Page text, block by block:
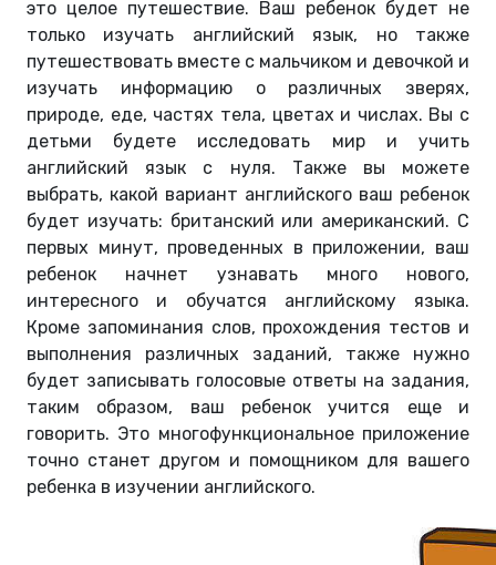
это целое путешествие. Ваш ребенок будет не
только изучать английский язык, но также
путешествовать вместе с мальчиком и девочкой и
изучать информацию о различных зверях,
природе, еде, частях тела, цветах и числах. Вы с
детьми будете исследовать мир и учить
английский язык с нуля. Также вы можете
выбрать, какой вариант английского ваш ребенок
будет изучать: британский или американский. С
первых минут, проведенных в приложении, ваш
ребенок начнет узнавать много нового,
интересного и обучатся английскому языка.
Кроме запоминания слов, прохождения тестов и
выполнения различных заданий, также нужно
будет записывать голосовые ответы на задания,
таким образом, ваш ребенок учится еще и
говорить. Это многофункциональное приложение
точно станет другом и помощником для вашего
ребенка в изучении английского.